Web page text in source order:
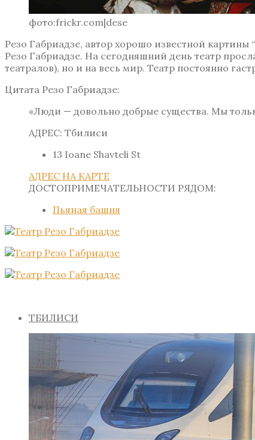
фото:frickr.com|dese
Резо Габриадзе, автор хорошо известной
Резо Габриадзе. На сегодняшний день театр
театралов), но и на весь мир. Театр постоянно
Цитата Резо Габриадзе:
«Люди — довольно добрые существа. Мы
АДРЕС: Тбилиси
13 Ioane Shavteli St
АДРЕС НА КАРТЕ
ДОСТОПРИМЕЧАТЕЛЬНОСТИ РЯДОМ:
Пьяная башня
ТБИЛИСИ